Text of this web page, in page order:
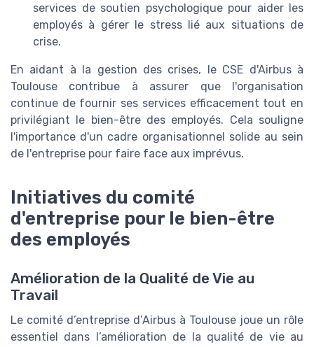
services de soutien psychologique pour aider les
employés à gérer le stress lié aux situations de
crise.
En aidant à la gestion des crises, le CSE d'Airbus à
Toulouse contribue à assurer que l'organisation
continue de fournir ses services efficacement tout en
privilégiant le bien-être des employés. Cela souligne
l'importance d'un cadre organisationnel solide au sein
de l'entreprise pour faire face aux imprévus.
Initiatives du comité
d'entreprise pour le bien-être
des employés
Amélioration de la Qualité de Vie au
Travail
Le comité d’entreprise d’Airbus à Toulouse joue un rôle
essentiel dans l’amélioration de la qualité de vie au